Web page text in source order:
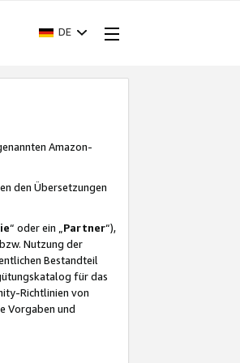
DE
Amazon-
den Übersetzungen
“ oder ein „Partner“),
Nutzung der
Bestandteil
für das
Richtlinien von
Vorgaben und